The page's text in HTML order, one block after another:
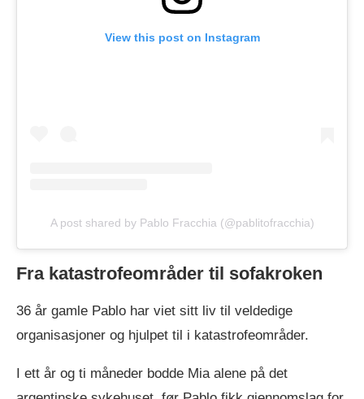
View this post on Instagram
A post shared by Pablo Fracchia (@pablitofracchia)
Fra katastrofeområder til sofakroken
36 år gamle Pablo har viet sitt liv til veldedige
organisasjoner og hjulpet til i katastrofeområder.
I ett år og ti måneder bodde Mia alene på det